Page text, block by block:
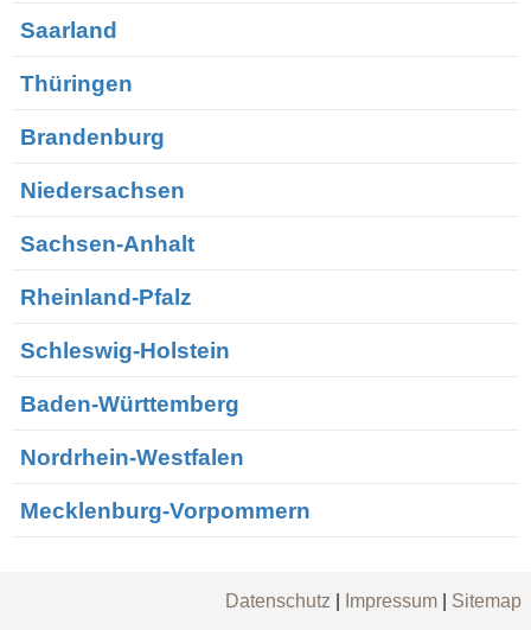
Saarland
Thüringen
Brandenburg
Niedersachsen
Sachsen-Anhalt
Rheinland-Pfalz
Schleswig-Holstein
Baden-Württemberg
Nordrhein-Westfalen
Mecklenburg-Vorpommern
Datenschutz Impressum Sitemap